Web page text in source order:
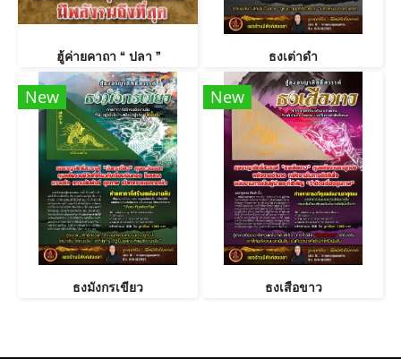
ฮู้ค่ายคาถา “ ปลา ” ธงเต่าดำ
New
ธงมังกรเขียว
New
ธงเสือขาว